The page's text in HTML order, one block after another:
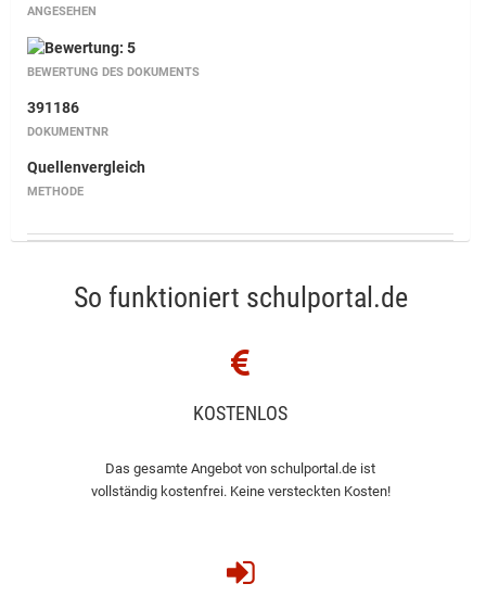
ANGESEHEN
BEWERTUNG DES DOKUMENTS
391186
DOKUMENTNR
Quellenvergleich
METHODE
So funktioniert schulportal.de
KOSTENLOS
Das gesamte Angebot von schulportal.de ist
vollständig kostenfrei. Keine versteckten Kosten!